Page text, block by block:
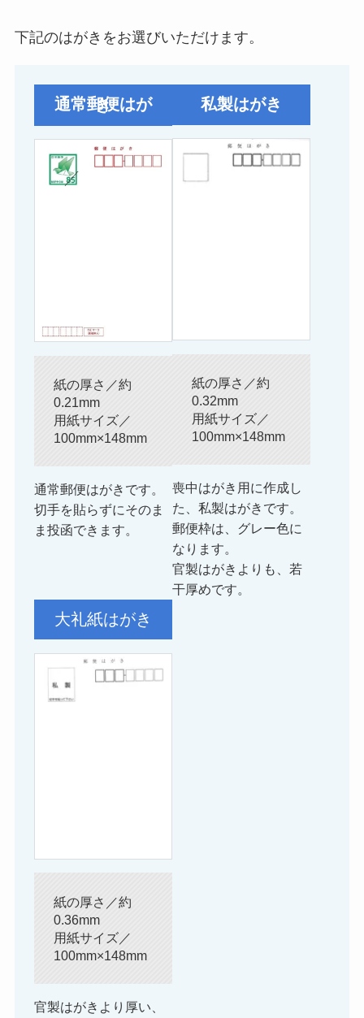
下記のはがきをお選びいただけます。
通常郵便はがき
紙の厚さ／約
0.21mm
用紙サイズ／
100mm×148mm
通常郵便はがきです。
切手を貼らずにそのま
ま投函できます。
私製はがき
紙の厚さ／約
0.32mm
用紙サイズ／
100mm×148mm
喪中はがき用に作成し
た、私製はがきです。
郵便枠は、グレー色に
なります。
官製はがきよりも、若
干厚めです。
大礼紙はがき
紙の厚さ／約
0.36mm
用紙サイズ／
100mm×148mm
官製はがきより厚い、